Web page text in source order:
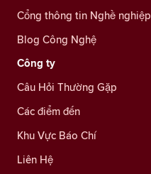
Cổng thông tin Nghề nghiệp
Blog Công Nghệ
Công ty
Câu Hỏi Thường Gặp
Các điểm đến
Khu Vực Báo Chí
Liên Hệ